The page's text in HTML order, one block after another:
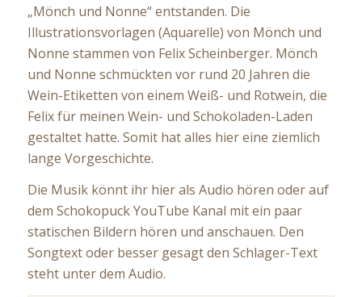
„Mönch und Nonne“ entstanden. Die
Illustrationsvorlagen (Aquarelle) von Mönch und
Nonne stammen von Felix Scheinberger. Mönch
und Nonne schmückten vor rund 20 Jahren die
Wein-Etiketten von einem Weiß- und Rotwein, die
Felix für meinen Wein- und Schokoladen-Laden
gestaltet hatte. Somit hat alles hier eine ziemlich
lange Vorgeschichte.
Die Musik könnt ihr hier als Audio hören oder auf
dem Schokopuck YouTube Kanal mit ein paar
statischen Bildern hören und anschauen. Den
Songtext oder besser gesagt den Schlager-Text
steht unter dem Audio.